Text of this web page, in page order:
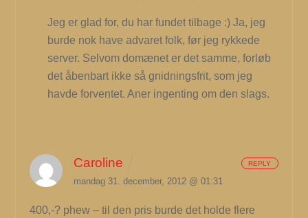
Jeg er glad for, du har fundet tilbage :) Ja, jeg
burde nok have advaret folk, før jeg rykkede
server. Selvom domænet er det samme, forløb
det åbenbart ikke så gnidningsfrit, som jeg
havde forventet. Aner ingenting om den slags.
Caroline
mandag 31. december, 2012 @ 01:31
400,-? phew – til den pris burde det holde flere
REPLY